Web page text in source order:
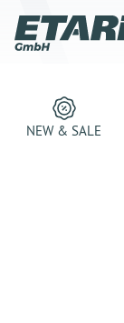
NEW & SALE